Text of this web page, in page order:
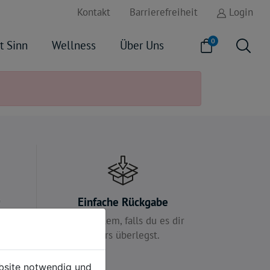
Kontakt Barrierefreiheit Login
Sinn Wellness Über Uns 0
Einfache Rückgabe
Kein Problem, falls du es dir
anders überlegst.
notwendig und